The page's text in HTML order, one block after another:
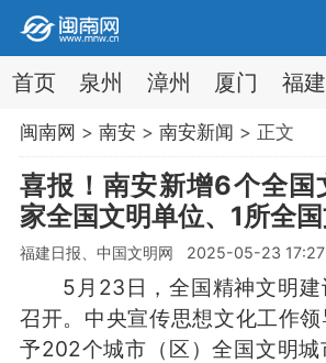
首页 泉州 漳州 厦门 福建
闽南网 > 南安 > 南安新闻 > 正文
喜报！南安新增6个全国
家全国文明单位、1所全
福建日报、中国文明网 2025-05-23 17:27
5月23日，全国精神文明建
召开。中央宣传思想文化工作
予202个城市（区）全国文明城